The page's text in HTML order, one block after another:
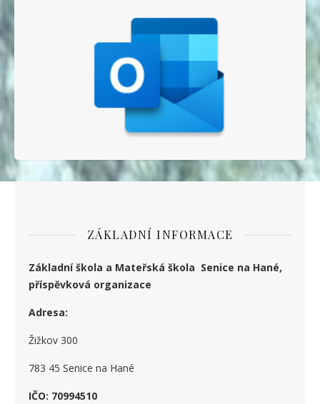
ZÁKLADNÍ INFORMACE
Základní škola a Mateřská škola Senice na Hané,
příspěvková organizace
Adresa:
Žižkov 300
783 45 Senice na Hané
IČO: 70994510